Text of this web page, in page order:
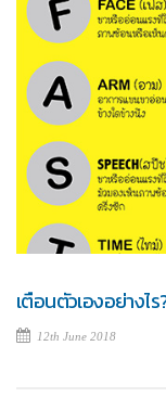
เตือนตัวเองอย่างไ
12th June 2018